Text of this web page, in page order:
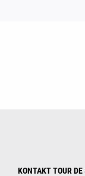
KONTAKT TOUR DE